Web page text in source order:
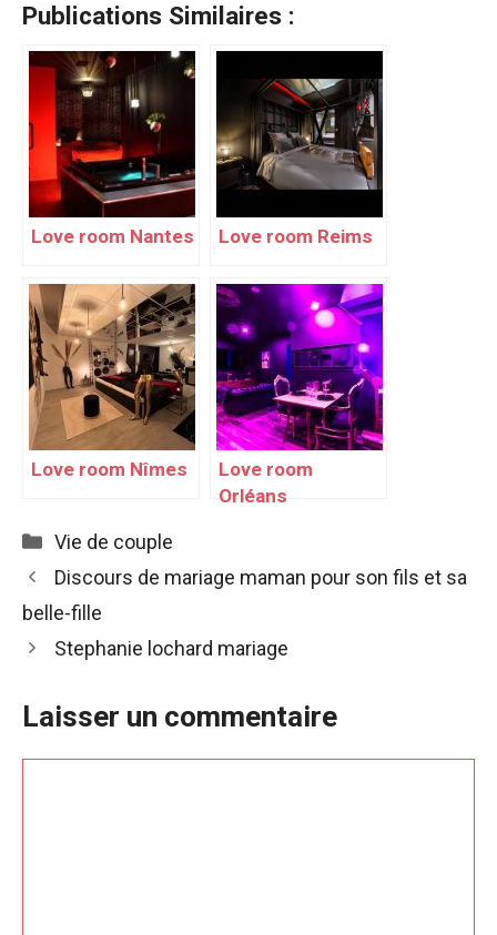
Publications Similaires :
Love room Nantes Love room Reims
Love room Nîmes
Love room
Orléans
Catégories
Vie de couple
Discours de mariage maman pour son fils et sa
belle-fille
Stephanie lochard mariage
Laisser un commentaire